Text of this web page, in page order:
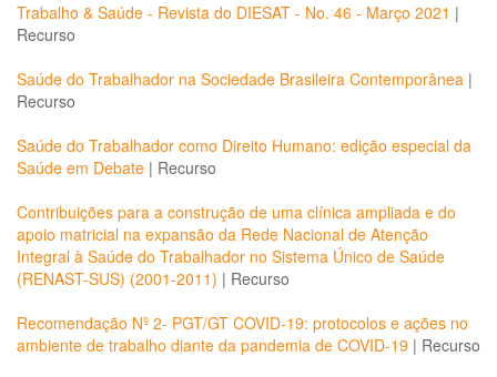
Trabalho & Saúde - Revista do DIESAT - No. 46 - Março 2021 |
Recurso
Saúde do Trabalhador na Sociedade Brasileira Contemporânea |
Recurso
Saúde do Trabalhador como Direito Humano: edição especial da
Saúde em Debate | Recurso
Contribuições para a construção de uma clínica ampliada e do
apoio matricial na expansão da Rede Nacional de Atenção
Integral à Saúde do Trabalhador no Sistema Único de Saúde
(RENAST-SUS) (2001-2011) | Recurso
Recomendação Nº 2- PGT/GT COVID-19: protocolos e ações no
ambiente de trabalho diante da pandemia de COVID-19 | Recurso